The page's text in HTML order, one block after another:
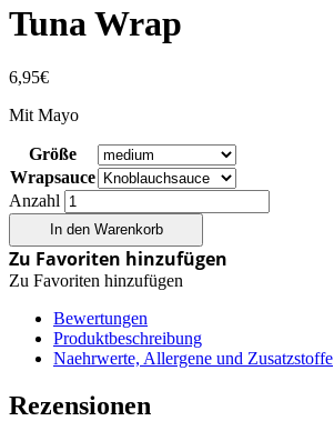
Tuna Wrap
6,95€
Mit Mayo
Größe
Wrapsauce
Anzahl
In den Warenkorb
Zu Favoriten hinzufügen
Zu Favoriten hinzufügen
Bewertungen
Produktbeschreibung
Naehrwerte, Allergene und Zusatzstoffe
Rezensionen